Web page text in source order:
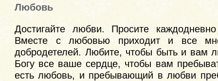
Любовь
Достигайте любви. Просите
Вместе с любовью приходит и все
добродетелей. Любите, чтобы быть и вам
Богу все ваше сердце, чтобы вам
есть любовь, и пребывающий в любви